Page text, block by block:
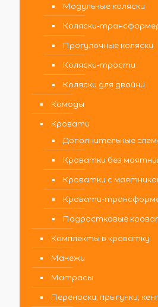
Модульные коляски
Коляски-
Прогулочные коляски
Коляски-трости
Коляски для двойни
Комоды
Кровати
Дополнительные
Кроватки без
Кроватки с
Кровати-
Подростковые
Комплекты в кроватку
Манежи
Матрасы
Переноски, прыгунки,